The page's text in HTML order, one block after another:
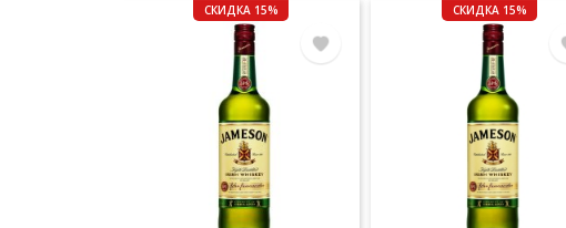
СКИДКА 15% СКИДКА 15%